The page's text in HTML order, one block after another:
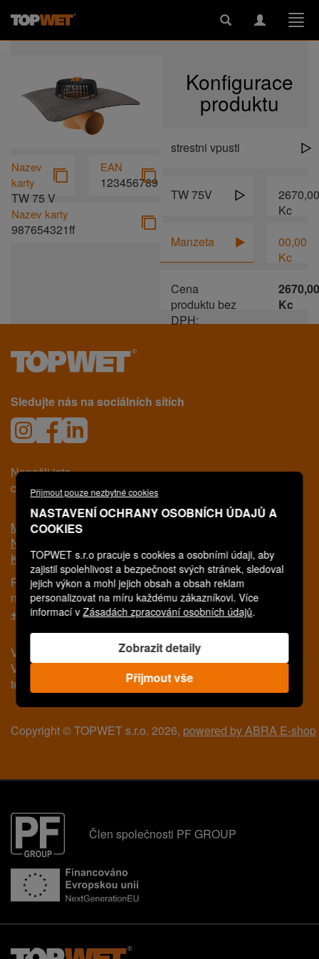
Přijmout pouze nezbytné cookies
NASTAVENÍ OCHRANY OSOBNÍCH ÚDAJŮ A
COOKIES
TOPWET s.r.o pracuje s cookies a osobními údaji, aby
zajistil spolehlivost a bezpečnost svých stránek, sledoval
jejich výkon a mohl jejich obsah a obsah reklam
personalizovat na míru každému zákazníkovi. Více
informací vZásadách zpracování osobních údajů.
Zobrazit detaily
Přijmout vše
Toggle
Toggle
Nazev
karty
TW 75 V
BIT
EAN
123456789
Nazev karty
987654321ff
Konfigurace
produktu
strestni vpusti
TW 75V
2670,00
Kc
Manzeta
00,00
Kc
Cena
produktu bez
DPH:
2670,00
Kc
Sledujte nás na sociálních sítích
Nenašli jste,
co jste hledali?
Možná hledáte
Nákup na e-shopu
Kontakty
Pro další informace nás kontaktujte
na tomto telefonním čísle:
+420 777 717 116
V případě dotazů jsme
Vám kdykoli k dispozici na
této emailové adrese:
info@topwet.cz
Copyright © TOPWET s.r.o. 2026, powered by ABRA E-shop
Člen společnosti PF GROUP